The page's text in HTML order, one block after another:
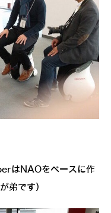
はNAOをベースに作
弟です）